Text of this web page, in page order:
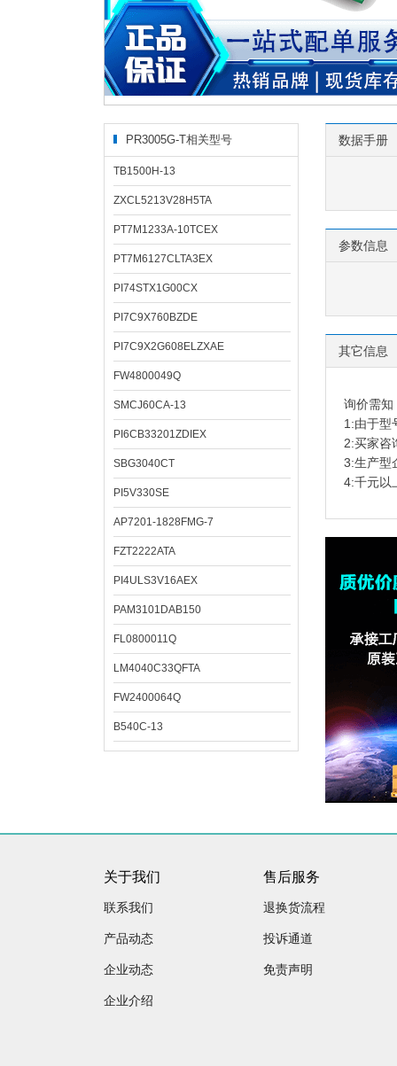
PR3005G-T相关型号
TB1500H-13
ZXCL5213V28H5TA
PT7M1233A-10TCEX
PT7M6127CLTA3EX
PI74STX1G00CX
PI7C9X760BZDE
PI7C9X2G608ELZXAE
FW4800049Q
SMCJ60CA-13
PI6CB33201ZDIEX
SBG3040CT
PI5V330SE
AP7201-1828FMG-7
FZT2222ATA
PI4ULS3V16AEX
PAM3101DAB150
FL0800011Q
LM4040C33QFTA
FW2400064Q
B540C-13
数据手册
参数信息
其它信息
询价需知
1:由于型
2:买家咨
3:生产型
4:千元以
关于我们
联系我们
产品动态
企业动态
企业介绍
售后服务
退换货流程
投诉通道
免责声明